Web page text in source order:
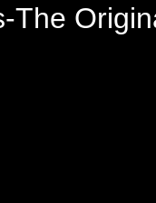
The